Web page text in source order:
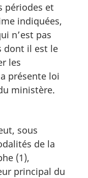
périodes et
indiquées,
n’est pas
dont il est le
les
présente loi
ministère.
sous
de la
(1),
principal du